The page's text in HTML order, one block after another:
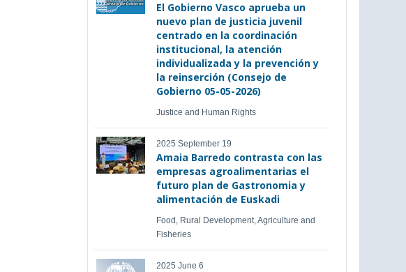
El Gobierno Vasco aprueba un
nuevo plan de justicia juvenil
centrado en la coordinación
institucional, la atención
individualizada y la prevención y
la reinserción (Consejo de
Gobierno 05-05-2026)
Justice and Human Rights
2025 September 19
Amaia Barredo contrasta con las
empresas agroalimentarias el
futuro plan de Gastronomia y
alimentación de Euskadi
Food, Rural Development, Agriculture and
Fisheries
2025 June 6